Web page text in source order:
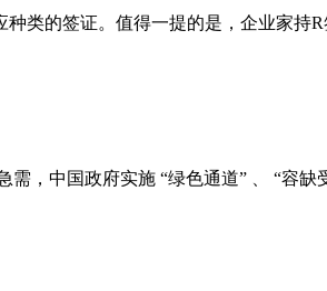
类的签证。值得一提的是，企业家持
，中国政府实施 “绿色通道” 、 “容缺